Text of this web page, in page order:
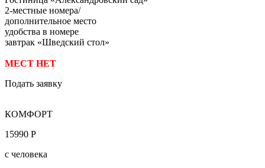
2-местные номера/
дополнительное место
удобства в номере
завтрак «Шведский стол»
МЕСТ НЕТ
Подать заявку
КОМФОРТ
15990 Р
с человека